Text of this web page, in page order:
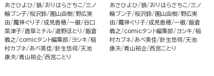
あさひよひ
狼 おりはらさちこ
三ノ
輪ブン子 桜沢鈴 園山由樹
野広実
由
魔神ぐり子 成見香穂 一徹 谷口
菜津子
唐草ミチル 道野ほとり
飯倉
義之
comicタント編集部 ヨシキ
稲
村カブネ
あべ美佳 針生悠伺
天池
康夫 青山裕企 西宮ことり
あさひよひ
狼 おりはらさちこ
三ノ
輪ブン子 桜沢鈴 園山由樹
野広実
由
魔神ぐり子 成見香穂 一徹 飯倉
義之
comicタント編集部 ヨシキ
稲
村カブネ
あべ美佳 針生悠伺
天池
康夫 青山裕企 西宮ことり